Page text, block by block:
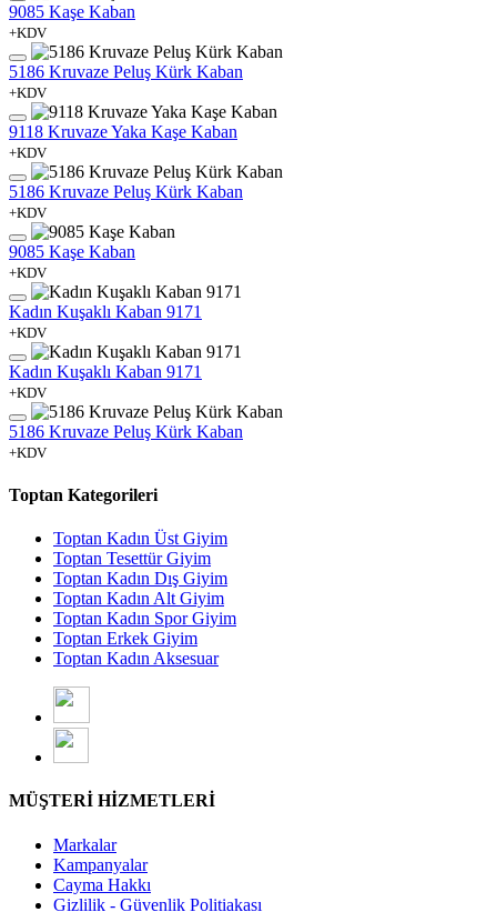
9085 Kaşe Kaban
+KDV
5186 Kruvaze Peluş Kürk Kaban
+KDV
9118 Kruvaze Yaka Kaşe Kaban
+KDV
5186 Kruvaze Peluş Kürk Kaban
+KDV
9085 Kaşe Kaban
+KDV
Kadın Kuşaklı Kaban 9171
+KDV
Kadın Kuşaklı Kaban 9171
+KDV
5186 Kruvaze Peluş Kürk Kaban
+KDV
Toptan Kategorileri
Toptan Kadın Üst Giyim
Toptan Tesettür Giyim
Toptan Kadın Dış Giyim
Toptan Kadın Alt Giyim
Toptan Kadın Spor Giyim
Toptan Erkek Giyim
Toptan Kadın Aksesuar
MÜŞTERİ HİZMETLERİ
Markalar
Kampanyalar
Cayma Hakkı
Gizlilik - Güvenlik Politiakası